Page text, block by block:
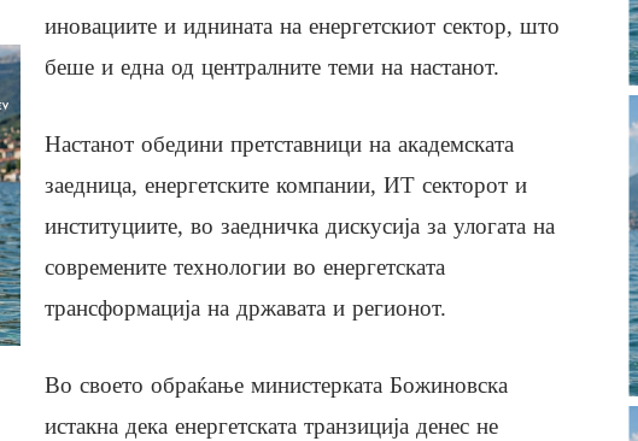
иновациите и иднината на енергетскиот сектор, што
беше и една од централните теми на настанот.
Настанот обедини претставници на академската
заедница, енергетските компании, ИТ секторот и
институциите, во заедничка дискусија за улогата на
современите технологии во енергетската
трансформација на државата и регионот.
Во своето обраќање министерката Божиновска
истакна дека енергетската транзиција денес не